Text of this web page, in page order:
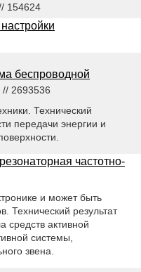
154624
беспроводной
// 2693536
Технический
передачи энергии и
частотно-
и может быть
Технический результат
средств активной
системы,
звена.